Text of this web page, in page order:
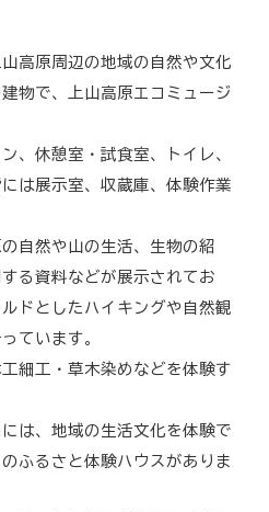
高原周辺の地域の自然や文化
物で、上山高原エコミュージ
、休憩室・試食室、トイレ、
は展示室、収蔵庫、体験作業
自然や山の生活、生物の紹
る資料などが展示されてお
ドとしたハイキングや自然観
ています。
細工・草木染めなどを体験す
は、地域の生活文化を体験で
ふるさと体験ハウスがありま